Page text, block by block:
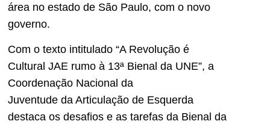
área no estado de São Paulo, com o novo
governo.
Com o texto intitulado “A Revolução é
Cultural JAE rumo à 13ª Bienal da UNE”, a
Coordenação Nacional da
Juventude da Articulação de Esquerda
destaca os desafios e as tarefas da Bienal da